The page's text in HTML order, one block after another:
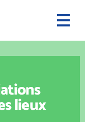
lieux